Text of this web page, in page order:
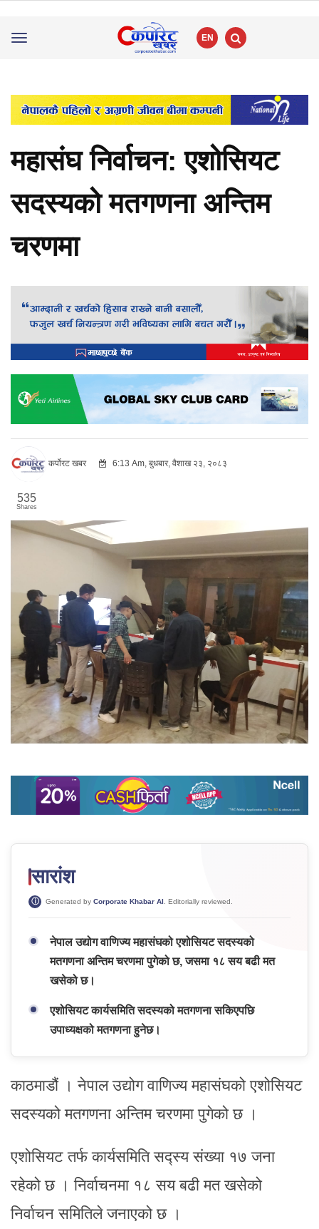
Toggle
EN
महासंघ निर्वाचन: एशोसियट
सदस्यको मतगणना अन्तिम
चरणमा
कर्पोरट खबर 6:13 Am, बुधबार, वैशाख २३, २०८३
535
Shares
सारांश
Generated by Corporate Khabar AI. Editorially reviewed.
नेपाल उद्योग वाणिज्य महासंघको एशोसियट सदस्यको
मतगणना अन्तिम चरणमा पुगेको छ, जसमा १८ सय बढी मत
खसेको छ।
एशोसियट कार्यसमिति सदस्यको मतगणना सकिएपछि
उपाध्यक्षको मतगणना हुनेछ।
काठमाडौं । नेपाल उद्योग वाणिज्य महासंघको एशोसियट
सदस्यको मतगणना अन्तिम चरणमा पुगेको छ ।
एशोसियट तर्फ कार्यसमिति सद्स्य संख्या १७ जना
रहेको छ । निर्वाचनमा १८ सय बढी मत खसेको
निर्वाचन समितिले जनाएको छ ।